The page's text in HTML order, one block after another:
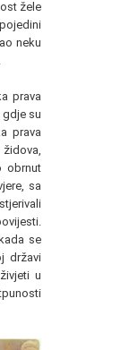
žele
neku
prava
su
prava
obrnut
sa
se
državi
u